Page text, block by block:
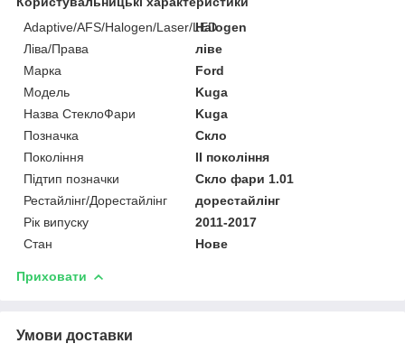
Adaptive/AFS/Halogen/Laser/LEDHalogen
Ліва/Права
ліве
Марка
Ford
Мoдель
Kuga
Назва СтеклоФари
Kuga
Позначка
Скло
Покоління
II покоління
Підтип позначки
Скло фари 1.01
Рестайлінг/Дорестайлінг
дорестайлінг
Рік випуску
2011-2017
Стан
Нове
Приховати
Умови доставки